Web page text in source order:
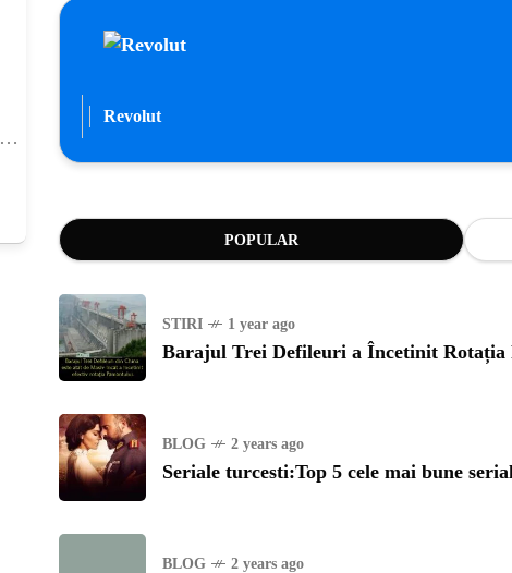
Revolut
POPULAR
STIRI 1 year ago
Barajul Trei Defileuri a Încetinit Rotația
BLOG 2 years ago
Seriale turcesti:Top 5 cele mai bune
BLOG 2 years ago